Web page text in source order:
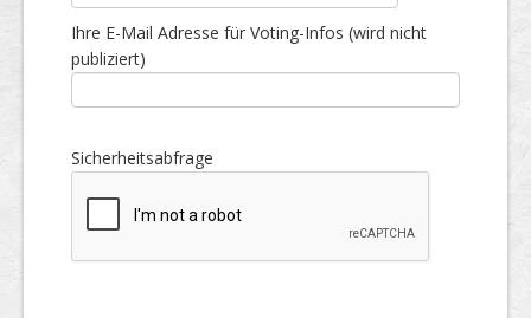
Ihre E-Mail Adresse für Voting-Infos (wird nicht
publiziert)
Sicherheitsabfrage